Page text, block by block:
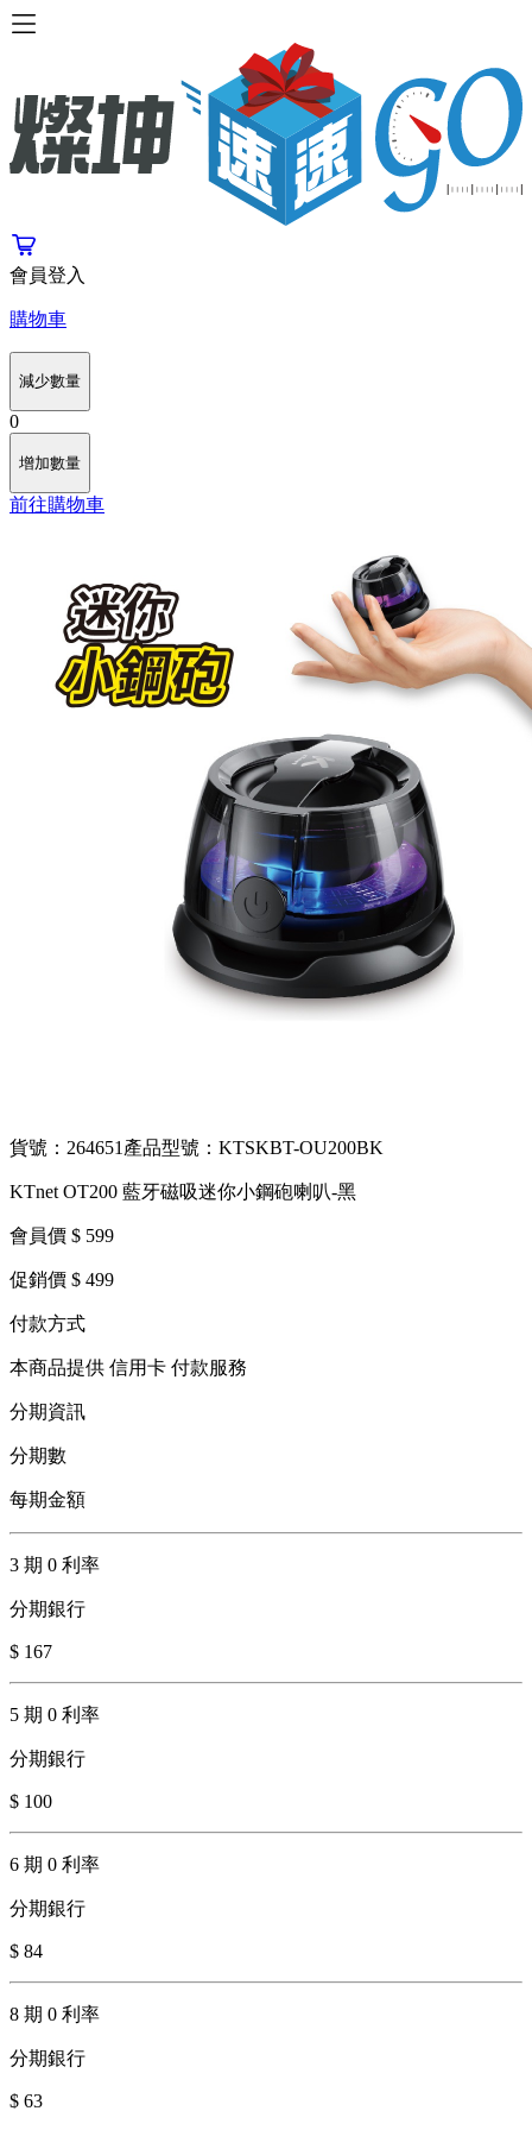
會員登入
購物車
減少數量
0
增加數量
前往購物車
貨號：264651 產品型號：KTSKBT-OU200BK
KTnet OT200 藍牙磁吸迷你小鋼砲喇叭-黑
會員價 $ 599
促銷價 $ 499
付款方式
本商品提供 信用卡 付款服務
分期資訊
分期數
每期金額
3 期 0 利率
分期銀行
$ 167
5 期 0 利率
分期銀行
$ 100
6 期 0 利率
分期銀行
$ 84
8 期 0 利率
分期銀行
$ 63